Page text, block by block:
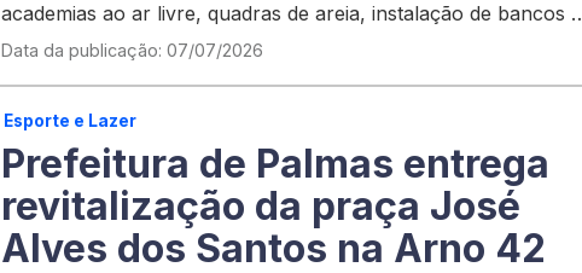
academias ao ar livre, quadras de areia, instalação de bancos e
lixeiras, plantio de grama, além de revitalização das calçadas
Data da publicação: 07/07/2026
Esporte e Lazer
Prefeitura de Palmas entrega
revitalização da praça José
Alves dos Santos na Arno 42